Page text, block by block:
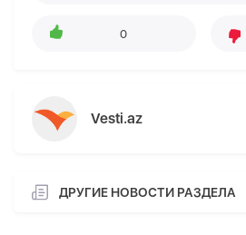
0
Vesti.az
ДРУГИЕ НОВОСТИ РАЗДЕЛА